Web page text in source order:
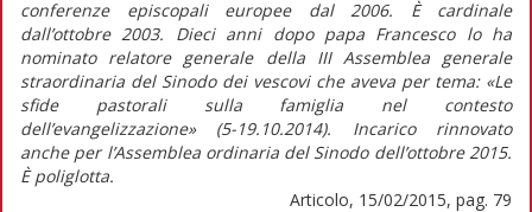
conferenze episcopali europee dal 2006. È cardinale
dall’ottobre 2003. Dieci anni dopo papa Francesco lo ha
nominato relatore generale della III Assemblea generale
straordinaria del Sinodo dei vescovi che aveva per tema: «Le
sfide pastorali sulla famiglia nel contesto
dell’evangelizzazione» (5-19.10.2014). Incarico rinnovato
anche per l’Assemblea ordinaria del Sinodo dell’ottobre 2015.
È poliglotta.
Articolo, 15/02/2015, pag. 79